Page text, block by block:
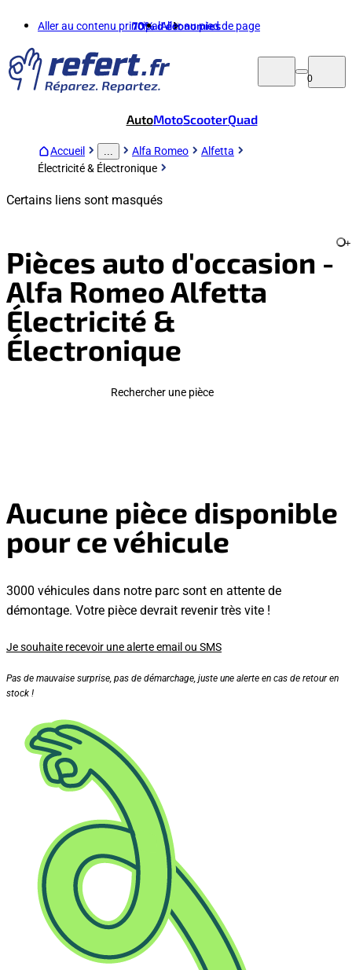
Aller au contenu principalAller au pied de page
70%d'économies
0
AutoMotoScooterQuad
Accueil Alfa Romeo
Alfetta
Électricité & Électronique
Certains liens sont masqués
Pièces auto d'occasion -
Alfa Romeo Alfetta
Électricité &
Électronique
+
Rechercher une pièce
Aucune pièce disponible
pour ce véhicule
3000 véhicules dans notre parc sont en attente de
démontage. Votre pièce devrait revenir très vite !
Je souhaite recevoir une alerte email ou SMS
Pas de mauvaise surprise, pas de démarchage, juste une alerte en cas de retour en
stock !